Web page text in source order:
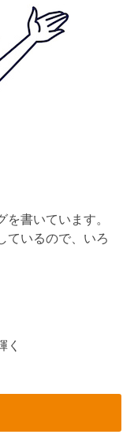
書いています。
ているので、いろ
く